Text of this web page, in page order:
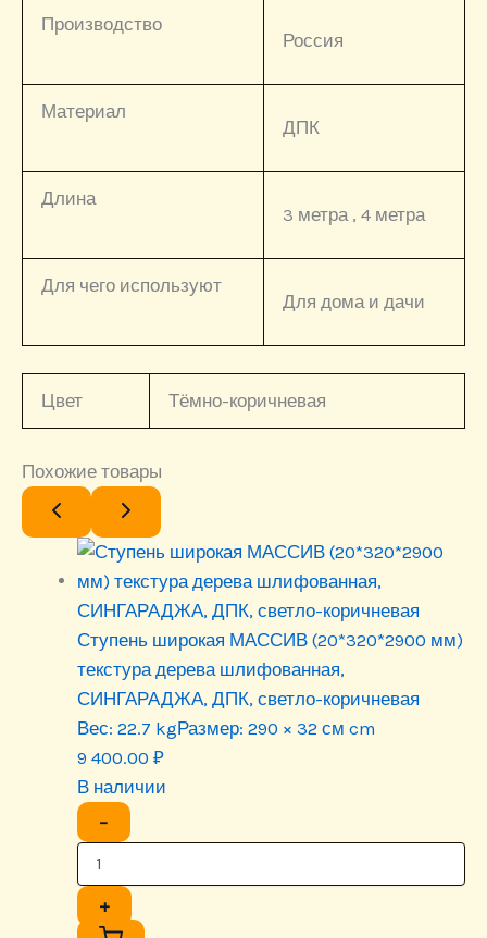
Производство
Россия
Материал
ДПК
Длина
3 метра , 4 метра
Для чего используют
Для дома и дачи
Цвет Тёмно-коричневая
Похожие товары
Ступень широкая МАССИВ (20*320*2900 мм)
текстура дерева шлифованная,
СИНГАРАДЖА, ДПК, светло-коричневая
Вес: 22.7 kgРазмер: 290 × 32 см cm
9 400.00 ₽
В наличии
−
+